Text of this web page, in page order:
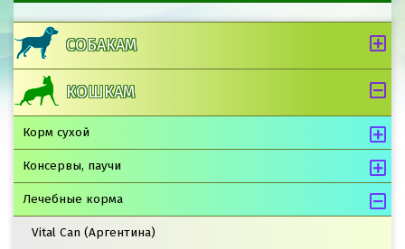
СОБАКАМ
КОШКАМ
Корм сухой
Консервы, паучи
Лечебные корма
Vital Can (Аргентина)